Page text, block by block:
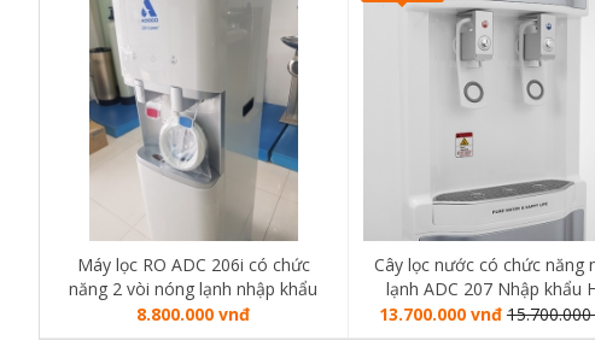
Máy lọc RO ADC 206i có chức
năng 2 vòi nóng lạnh nhập khẩu
Đài Loan
8.800.000 vnđ
Cây lọc nước có chức năng
lạnh ADC 207 Nhập khẩu
Quốc
13.700.000 vnđ